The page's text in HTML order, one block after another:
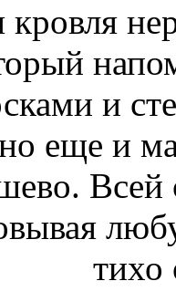
и
еще и
Всей
тихо